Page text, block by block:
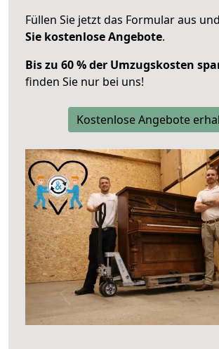
Füllen Sie jetzt das Formular aus und
Sie kostenlose Angebote.
Bis zu 60 % der Umzugskosten
finden Sie nur bei uns!
Kostenlose Angebote